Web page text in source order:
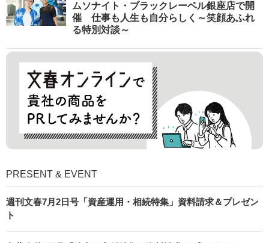
ムソナイト・ブラックレーベル銀座店で開
催 仕事も人生も自分らしく～笑顔あふれ
る特別対談～
PRESENT & EVENT
週刊文春7月2日号「資産運用・相続特集」資料請求＆プレゼン
ト